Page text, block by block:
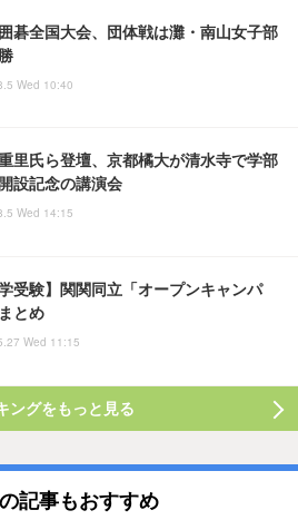
碁全国大会、団体戦は灘・南山女子部
Wed 10:40
里氏ら登壇、京都橘大が清水寺で学部
設記念の講演会
Wed 14:15
学受験】関関同立「オープンキャンパ
とめ
Wed 11:15
ングをもっと見る
記事もおすすめ